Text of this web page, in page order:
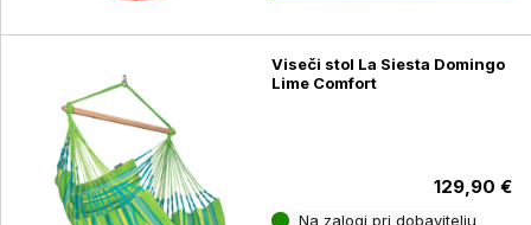
Viseči stol La Siesta Domingo
Lime Comfort
129,90 €
Na zalogi pri dobavitelju